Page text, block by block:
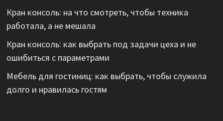
Кран консоль: на что смотреть, чтобы техника
работала, а не мешала
Кран консоль: как выбрать под задачи цеха и не
ошибиться с параметрами
Мебель для гостиниц: как выбрать, чтобы служила
долго и нравилась гостям